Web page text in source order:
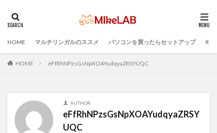
HOME マルチリンガルのススメ パソコンを買ったらセットアップ プ
HOME eFfRhNPzsGsNpXOAYudqyaZRSYUQC
AUTHOR
eFfRhNPzsGsNpXOAYudqyaZRSY
UQC
タグ
プログラミング言語 ブラインドタッチ
インストール
マルチリンガル